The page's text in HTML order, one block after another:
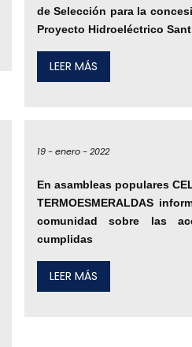
de Selección para la
Proyecto Hidroeléctrico
LEER MÁS
19 - enero - 2022
En asambleas populares
TERMOESMERALDAS
comunidad sobre las
cumplidas
LEER MÁS